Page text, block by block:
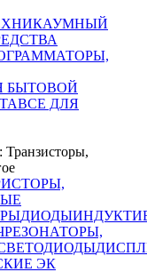
УМНЫЙ
БЫТОВОЙ
ВСЕ ДЛЯ
ДИОДЫ
РЕЗОНАТОРЫ,
ЭК